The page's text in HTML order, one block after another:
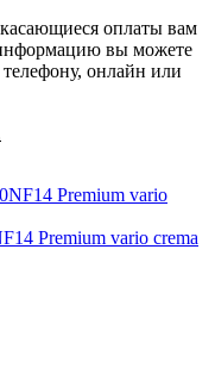
оплаты вам
вы можете
онлайн или
Premium vario crema